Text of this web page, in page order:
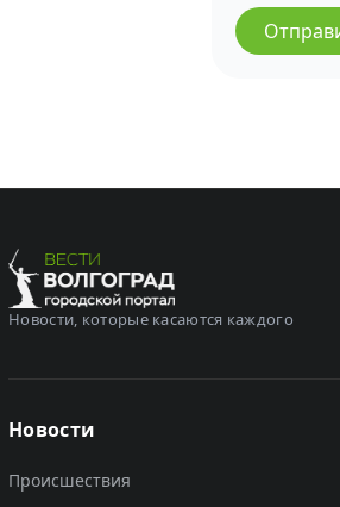
Новости, которые касаются каждого
Новости
Происшествия